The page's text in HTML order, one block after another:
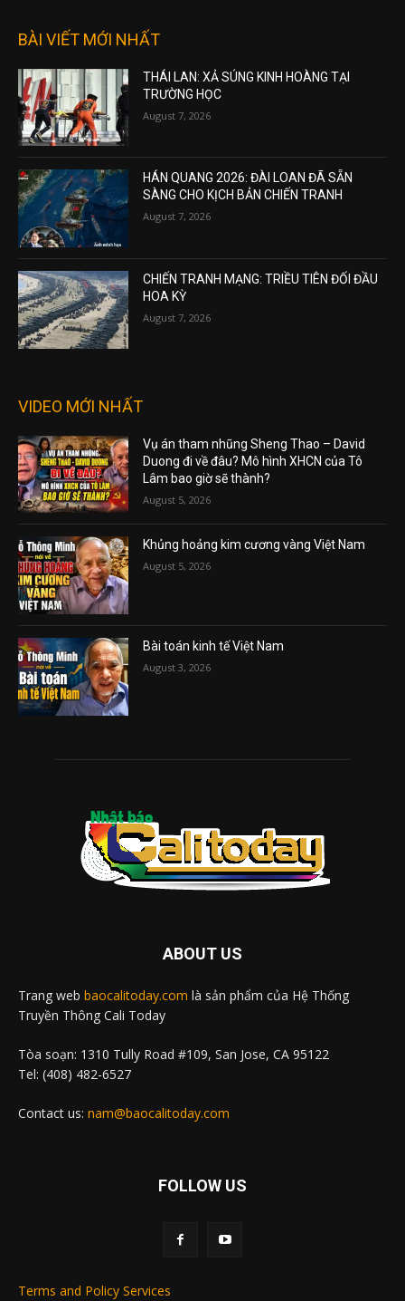
BÀI VIẾT MỚI NHẤT
THÁI LAN: XẢ SÚNG KINH HOÀNG TẠI
TRƯỜNG HỌC
August 7, 2026
HÁN QUANG 2026: ĐÀI LOAN ĐÃ SẴN
SÀNG CHO KỊCH BẢN CHIẾN TRANH
August 7, 2026
CHIẾN TRANH MẠNG: TRIỀU TIÊN ĐỐI ĐẦU
HOA KỲ
August 7, 2026
VIDEO MỚI NHẤT
Vụ án tham nhũng Sheng Thao – David
Duong đi về đâu? Mô hình XHCN của Tô
Lâm bao giờ sẽ thành?
August 5, 2026
Khủng hoảng kim cương vàng Việt Nam
August 5, 2026
Bài toán kinh tế Việt Nam
August 3, 2026
ABOUT US
Trang web baocalitoday.com là sản phẩm của Hệ Thống
Truyền Thông Cali Today
Tòa soạn: 1310 Tully Road #109, San Jose, CA 95122
Tel: (408) 482-6527
Contact us: nam@baocalitoday.com
FOLLOW US
Terms and Policy Services